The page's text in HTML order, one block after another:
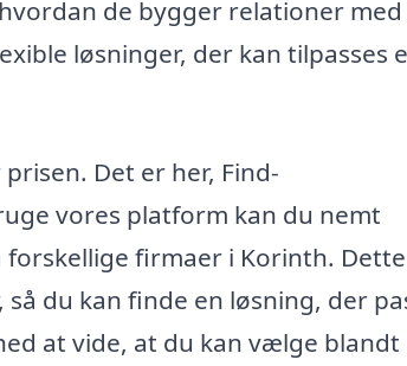
de bygger relationer med
løsninger, der kan tilpasses
Det er her, Find-
vores platform kan du nemt
firmaer i Korinth.
du kan finde en løsning, der
at vide, at du kan vælge blandt